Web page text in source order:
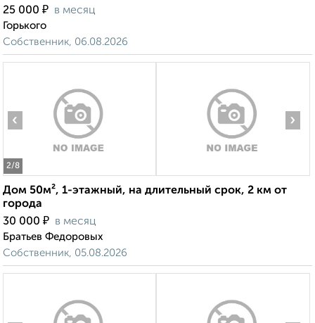
25 000 ₽ в месяц
Горького
Собственник, 06.08.2026
2/8
‹ ›
Дом 50м², 1-этажный, на длительный срок, 2 км от
города
30 000 ₽ в месяц
Братьев Федоровых
Собственник, 05.08.2026